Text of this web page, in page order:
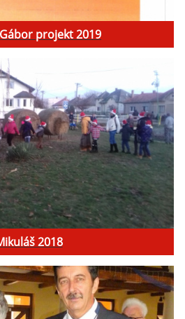
projekt 2019
2018